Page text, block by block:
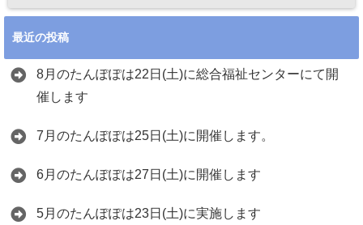
最近の投稿
8月のたんぽぽは22日(土)に総合福祉センターにて開
催します
7月のたんぽぽは25日(土)に開催します。
6月のたんぽぽは27日(土)に開催します
5月のたんぽぽは23日(土)に実施します